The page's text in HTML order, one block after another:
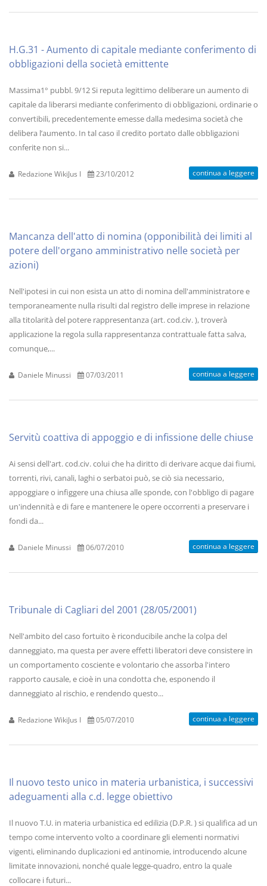
H.G.31 - Aumento di capitale mediante conferimento di
obbligazioni della società emittente
Massima1° pubbl. 9/12 Si reputa legittimo deliberare un aumento di
capitale da liberarsi mediante conferimento di obbligazioni, ordinarie o
convertibili, precedentemente emesse dalla medesima società che
delibera l’aumento. In tal caso il credito portato dalle obbligazioni
conferite non si...
Redazione WikiJus I 23/10/2012 continua a leggere
Mancanza dell'atto di nomina (opponibilità dei limiti al
potere dell'organo amministrativo nelle società per
azioni)
Nell'ipotesi in cui non esista un atto di nomina dell'amministratore e
temporaneamente nulla risulti dal registro delle imprese in relazione
alla titolarità del potere rappresentanza (art. cod.civ. ), troverà
applicazione la regola sulla rappresentanza contrattuale fatta salva,
comunque,...
Daniele Minussi 07/03/2011 continua a leggere
Servitù coattiva di appoggio e di infissione delle chiuse
Ai sensi dell'art. cod.civ. colui che ha diritto di derivare acque dai fiumi,
torrenti, rivi, canali, laghi o serbatoi può, se ciò sia necessario,
appoggiare o infiggere una chiusa alle sponde, con l'obbligo di pagare
un'indennità e di fare e mantenere le opere occorrenti a preservare i
fondi da...
Daniele Minussi 06/07/2010 continua a leggere
Tribunale di Cagliari del 2001 (28/05/2001)
Nell'ambito del caso fortuito è riconducibile anche la colpa del
danneggiato, ma questa per avere effetti liberatori deve consistere in
un comportamento cosciente e volontario che assorba l'intero
rapporto causale, e cioè in una condotta che, esponendo il
danneggiato al rischio, e rendendo questo...
Redazione WikiJus I 05/07/2010 continua a leggere
Il nuovo testo unico in materia urbanistica, i successivi
adeguamenti alla c.d. legge obiettivo
Il nuovo T.U. in materia urbanistica ed edilizia (D.P.R. ) si qualifica ad un
tempo come intervento volto a coordinare gli elementi normativi
vigenti, eliminando duplicazioni ed antinomie, introducendo alcune
limitate innovazioni, nonché quale legge-quadro, entro la quale
collocare i futuri...